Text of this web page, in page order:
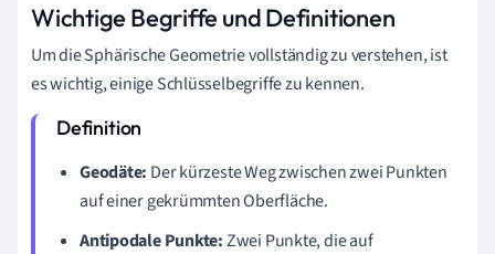
Wichtige Begriffe und Definitionen
Um die Sphärische Geometrie vollständig zu verstehen, ist
es wichtig, einige Schlüsselbegriffe zu kennen.
Geodäte: Der kürzeste Weg zwischen zwei Punkten
auf einer gekrümmten Oberfläche.
Antipodale Punkte:Zwei Punkte, die auf